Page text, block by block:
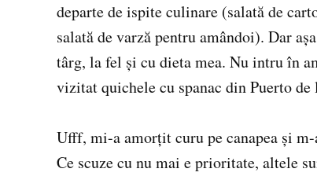
departe de ispite culinare (salată de
salată de varză pentru amândoi). Dar
târg, la fel și cu dieta mea. Nu intru în
vizitat quichele cu spanac din Puerto
Ufff, mi-a amorțit curu pe canapea și
Ce scuze cu nu mai e prioritate, altele